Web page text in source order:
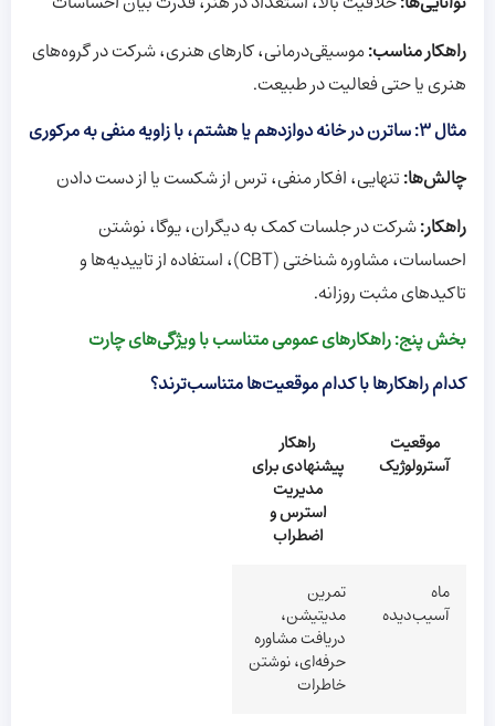
راهکار مناسب:موسیقی‌درمانی، کارهای هنری، شرکت در گروه‌های
هنری یا حتی فعالیت در طبیعت.
مثال ۳: ساترن در خانه دوازدهم یا هشتم، با زاویه منفی به مرکوری
چالش‌ها:تنهایی، افکار منفی، ترس از شکست یا از دست دادن
راهکار:شرکت در جلسات کمک به دیگران، یوگا، نوشتن
احساسات، مشاوره شناختی (CBT)، استفاده از تاییدیه‌ها و
تاکیدهای مثبت روزانه.
بخش پنج: راهکارهای عمومی متناسب با ویژگی‌های چارت
کدام راهکارها با کدام موقعیت‌ها متناسب‌ترند؟
موقعیت
آسترولوژیک
راهکار
پیشنهادی برای
مدیریت
استرس و
اضطراب
ماه
آسیب‌دیده
تمرین
مدیتیشن،
دریافت مشاوره
حرفه‌ای، نوشتن
خاطرات